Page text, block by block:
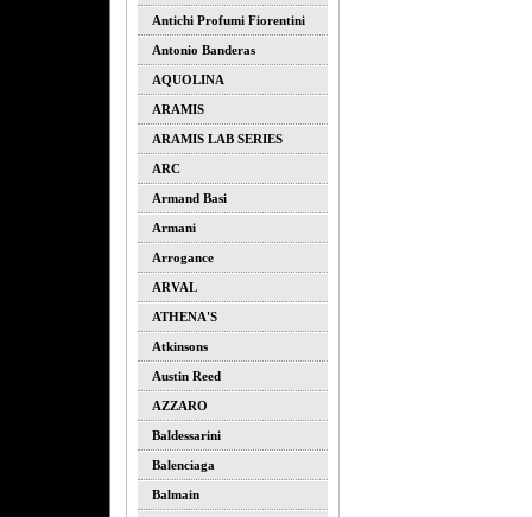
Antichi Profumi Fiorentini
Antonio Banderas
AQUOLINA
ARAMIS
ARAMIS LAB SERIES
ARC
Armand Basi
Armani
Arrogance
ARVAL
ATHENA'S
Atkinsons
Austin Reed
AZZARO
Baldessarini
Balenciaga
Balmain